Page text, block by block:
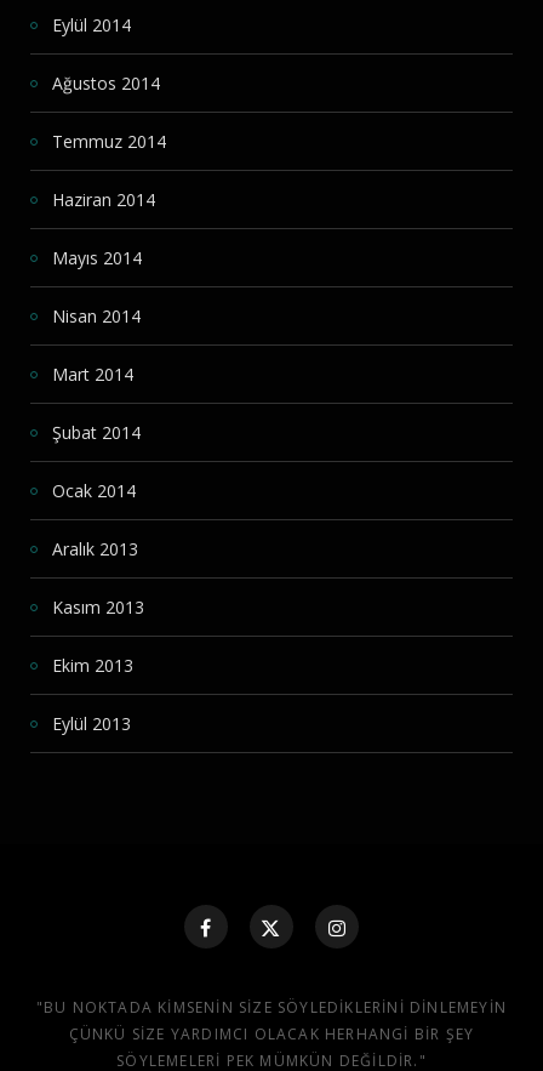
Eylül 2014
Ağustos 2014
Temmuz 2014
Haziran 2014
Mayıs 2014
Nisan 2014
Mart 2014
Şubat 2014
Ocak 2014
Aralık 2013
Kasım 2013
Ekim 2013
Eylül 2013
"BU NOKTADA KIMSENIN SIZE SÖYLEDIKLERINI DINLEMEYIN
ÇÜNKÜ SIZE YARDIMCI OLACAK HERHANGI BIR ŞEY
SÖYLEMELERI PEK MÜMKÜN DEĞILDIR."